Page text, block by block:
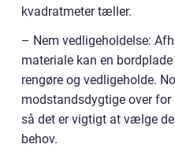
kvadratmeter tæller.
– Nem vedligeholdelse:
materiale kan en
rengøre og vedligeholde.
modstandsdygtige over for
så det er vigtigt at vælge
behov.